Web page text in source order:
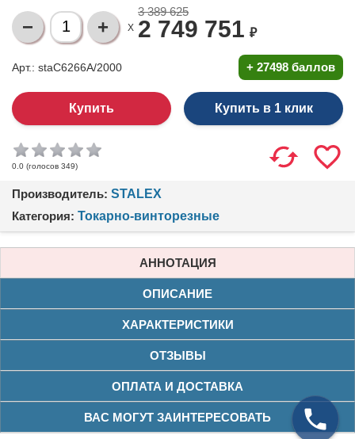
X
3 389 625
2 749 751 ₽
Арт.: staC6266A/2000 + 27498 баллов
Купить в 1 клик
0.0 (голосов 349)
Производитель: STALEX
Категория: Токарно-винторезные
АННОТАЦИЯ
ОПИСАНИЕ
ХАРАКТЕРИСТИКИ
ОТЗЫВЫ
ОПЛАТА И ДОСТАВКА
ВАС МОГУТ ЗАИНТЕРЕСОВАТЬ